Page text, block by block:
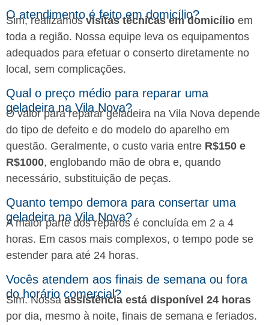
O atendimento é feito em domicílio?
Sim, realizamosvisitas técnicas em domicílio em
toda a região. Nossa equipe leva os equipamentos
adequados para efetuar o conserto diretamente no
local, sem complicações.
Qual o preço médio para reparar uma
geladeira na Vila Nova?
O valor para reparar geladeira na Vila Nova depende
do tipo de defeito e do modelo do aparelho em
questão. Geralmente, o custo varia entre R$150 e
R$1000, englobando mão de obra e, quando
necessário, substituição de peças.
Quanto tempo demora para consertar uma
geladeira na Vila Nova?
A maior parte dos reparos é concluída em 2 a 4
horas. Em casos mais complexos, o tempo pode se
estender para até 24 horas.
Vocês atendem aos finais de semana ou fora
do horário comercial?
Sim. Nossaassistência está disponível 24 horas
por dia, mesmo à noite, finais de semana e feriados.